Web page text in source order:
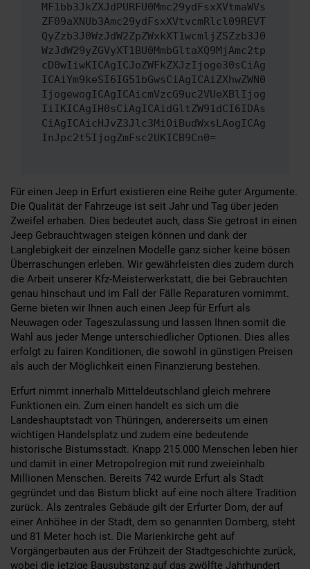
MF1bb3JkZXJdPURFU0Mmc29ydFsxXVtmaWVs
ZF09aXNUb3Amc29ydFsxXVtvcmRlcl09REVT
QyZzb3J0WzJdW2ZpZWxkXT1wcmljZSZzb3J0
WzJdW29yZGVyXT1BU0MmbGltaXQ9MjAmc2tp
cD0wIiwKICAgICJoZWFkZXJzIjoge30sCiAg
ICAiYm9keSI6IG51bGwsCiAgICAiZXhwZWN0
IjogewogICAgICAicmVzcG9uc2VUeXBlIjog
IiIKICAgIH0sCiAgICAidGltZW91dCI6IDAs
CiAgICAicHJvZ3Jlc3MiOiBudWxsLAogICAg
InJpc2t5IjogZmFsc2UKICB9Cn0=
Für einen Jeep in Erfurt existieren eine Reihe guter Argumente.
Die Qualität der Fahrzeuge ist seit Jahr und Tag über jeden
Zweifel erhaben. Dies bedeutet auch, dass Sie getrost in einen
Jeep Gebrauchtwagen steigen können und dank der
Langlebigkeit der einzelnen Modelle ganz sicher keine bösen
Überraschungen erleben. Wir gewährleisten dies zudem durch
die Arbeit unserer Kfz-Meisterwerkstatt, die bei Gebrauchten
genau hinschaut und im Fall der Fälle Reparaturen vornimmt.
Gerne bieten wir Ihnen auch einen Jeep für Erfurt als
Neuwagen oder Tageszulassung und lassen Ihnen somit die
Wahl aus jeder Menge unterschiedlicher Optionen. Dies alles
erfolgt zu fairen Konditionen, die sowohl in günstigen Preisen
als auch der Möglichkeit einen Finanzierung bestehen.
Erfurt nimmt innerhalb Mitteldeutschland gleich mehrere
Funktionen ein. Zum einen handelt es sich um die
Landeshauptstadt von Thüringen, andererseits um einen
wichtigen Handelsplatz und zudem eine bedeutende
historische Bistumsstadt. Knapp 215.000 Menschen leben hier
und damit in einer Metropolregion mit rund zweieinhalb
Millionen Menschen. Bereits 742 wurde Erfurt als Stadt
gegründet und das Bistum blickt auf eine noch ältere Tradition
zurück. Als zentrales Gebäude gilt der Erfurter Dom, der auf
einer Anhöhee in der Stadt, dem so genannten Domberg, steht
und 81 Meter hoch ist. Die Marienkirche geht auf
Vorgängerbauten aus der Frühzeit der Stadtgeschichte zurück,
wobei die jetzige Bausubstanz auf das zwölfte Jahrhundert